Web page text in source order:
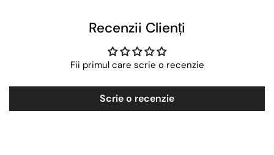
Recenzii Clienți
Fii primul care scrie o recenzie
Scrie o recenzie